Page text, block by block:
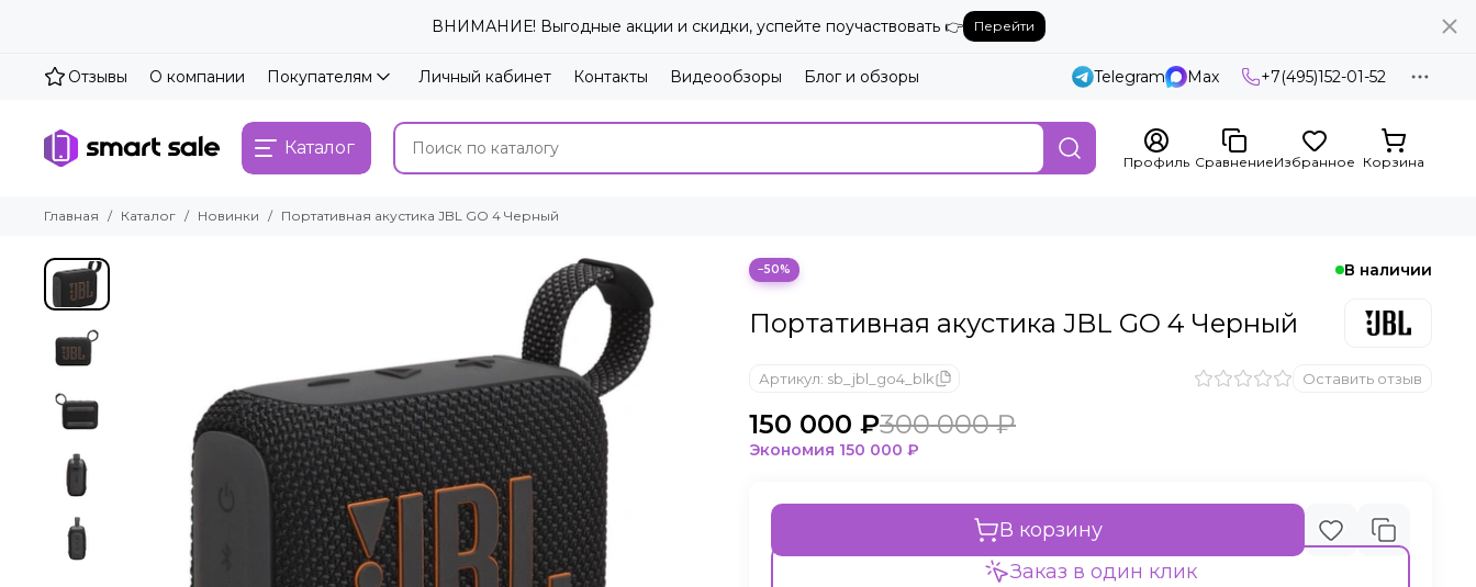
ВНИМАНИЕ! Выгодные акции и скидки, успейте поучаствовать 👉 Перейти
Отзывы О компании Покупателям Личный кабинет Контакты Видеообзоры Блог и обзоры Telegram Max +7(495)152-01-52
Каталог
Профиль СравнениеИзбранное Корзина
Главная Каталог Новинки Портативная акустика JBL GO 4 Черный
−50% В наличии
Портативная акустика JBL GO 4 Черный
Артикул: sb_jbl_go4_blk Оставить отзыв
150 000 ₽300 000 ₽
Экономия 150 000 ₽
В корзину
Заказ в один клик